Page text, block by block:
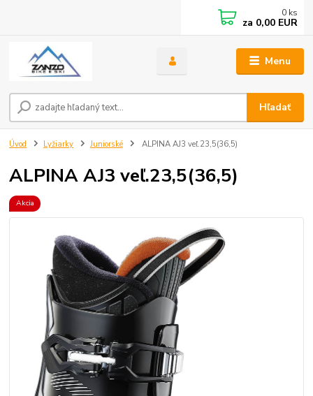
Menu
Hľadať
0 ks
za 0,00 EUR
Úvod Lyžiarky Juniorské ALPINA AJ3 veľ.23,5(36,5)
ALPINA AJ3 veľ.23,5(36,5)
Akcia